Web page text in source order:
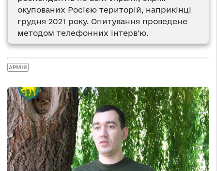
окупованих Росією територій, наприкінці
грудня 2021 року. Опитування проведене
методом телефонних інтерв’ю.
АРМІЯ